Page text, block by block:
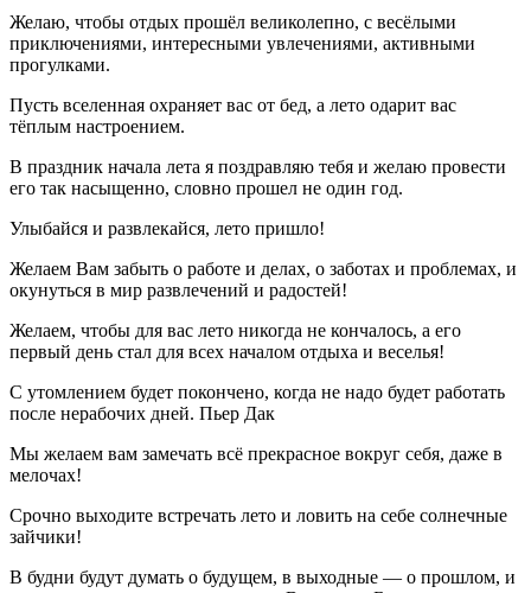
Желаю, чтобы отдых прошёл великолепно, с весёлыми
приключениями, интересными увлечениями, активными
прогулками.
Пусть вселенная охраняет вас от бед, а лето одарит вас
тёплым настроением.
В праздник начала лета я поздравляю тебя и желаю провести
его так насыщенно, словно прошел не один год.
Улыбайся и развлекайся, лето пришло!
Желаем Вам забыть о работе и делах, о заботах и проблемах, и
окунуться в мир развлечений и радостей!
Желаем, чтобы для вас лето никогда не кончалось, а его
первый день стал для всех началом отдыха и веселья!
С утомлением будет покончено, когда не надо будет работать
после нерабочих дней. Пьер Дак
Мы желаем вам замечать всё прекрасное вокруг себя, даже в
мелочах!
Срочно выходите встречать лето и ловить на себе солнечные
зайчики!
В будни будут думать о будущем, в выходные — о прошлом, и